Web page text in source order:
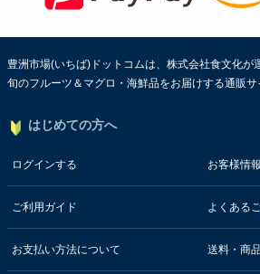
豊洲市場(いちば)ドットコムは、株式会社食文化が
旬のフルーツ＆マグロ・海鮮品をお届けする通販サ
はじめての方へ
ログインする お客様情
ご利用ガイド よくある
お支払い方法について 送料・商